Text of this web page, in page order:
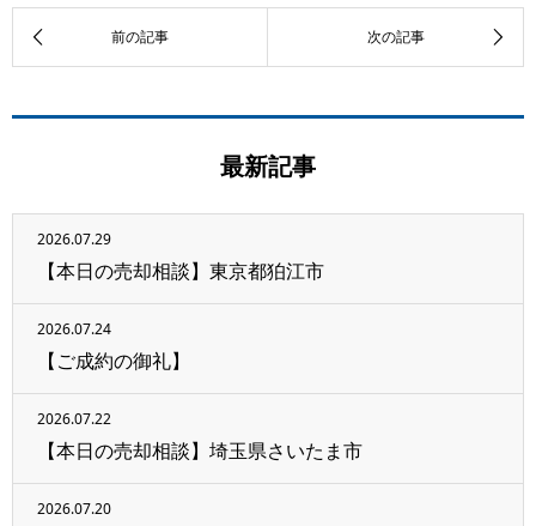
最新記事
2026.07.29
【本日の売却相談】東京都狛江市
2026.07.24
【ご成約の御礼】
2026.07.22
【本日の売却相談】埼玉県さいたま市
2026.07.20